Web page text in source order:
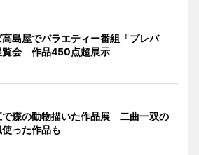
島屋でバラエティー番組「プレバ
覧会 作品450点超展示
で森の動物描いた作品展 二曲一双の
った作品も